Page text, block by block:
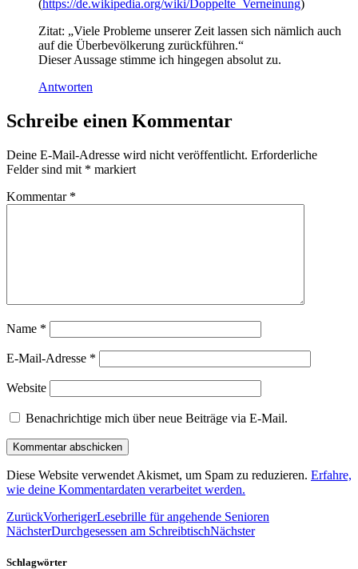
(https://de.wikipedia.org/wiki/Doppelte_Verneinung)
Zitat: „Viele Probleme unserer Zeit lassen sich nämlich auch
auf die Überbevölkerung zurückführen.“
Dieser Aussage stimme ich hingegen absolut zu.
Antworten
Schreibe einen Kommentar
Deine E-Mail-Adresse wird nicht veröffentlicht. Erforderliche
Felder sind mit * markiert
Kommentar *
Name *
E-Mail-Adresse *
Website
Benachrichtige mich über neue Beiträge via E-Mail.
Diese Website verwendet Akismet, um Spam zu reduzieren. Erfahre,
wie deine Kommentardaten verarbeitet werden.
ZurückVorherigerLesebrille für angehende Senioren
NächsterDurchgesessen am SchreibtischNächster
Schlagwörter